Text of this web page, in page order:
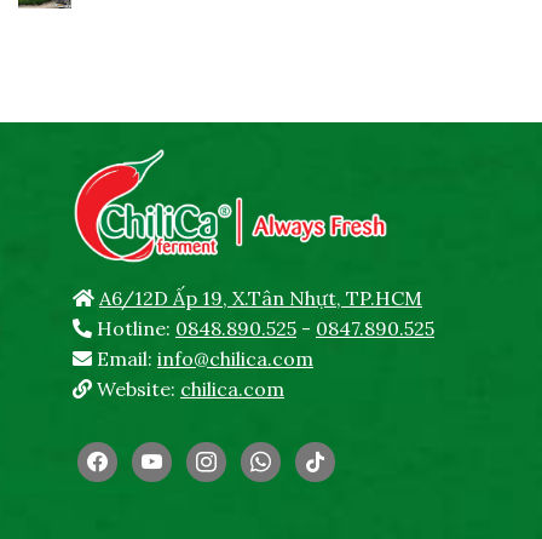
A6/12D Ấp 19, X.Tân Nhựt, TP.HCM
Hotline: 0848.890.525 - 0847.890.525
Email: info@chilica.com
Website: chilica.com
facebookyoutubeinstagramwhatsapp
tiktok